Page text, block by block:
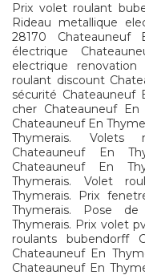
Prix volet roulant
Rideau metallique
28170 Chateauneuf
électrique
electrique renovation
roulant discount
sécurité Chateauneuf
cher Chateauneuf
Chateauneuf En
Thymerais. Volets
Chateauneuf En
Chateauneuf En
Thymerais. Volet
Thymerais. Prix
Thymerais. Pose
Thymerais. Prix volet
roulants bubendorff
Chateauneuf En
Chateauneuf En